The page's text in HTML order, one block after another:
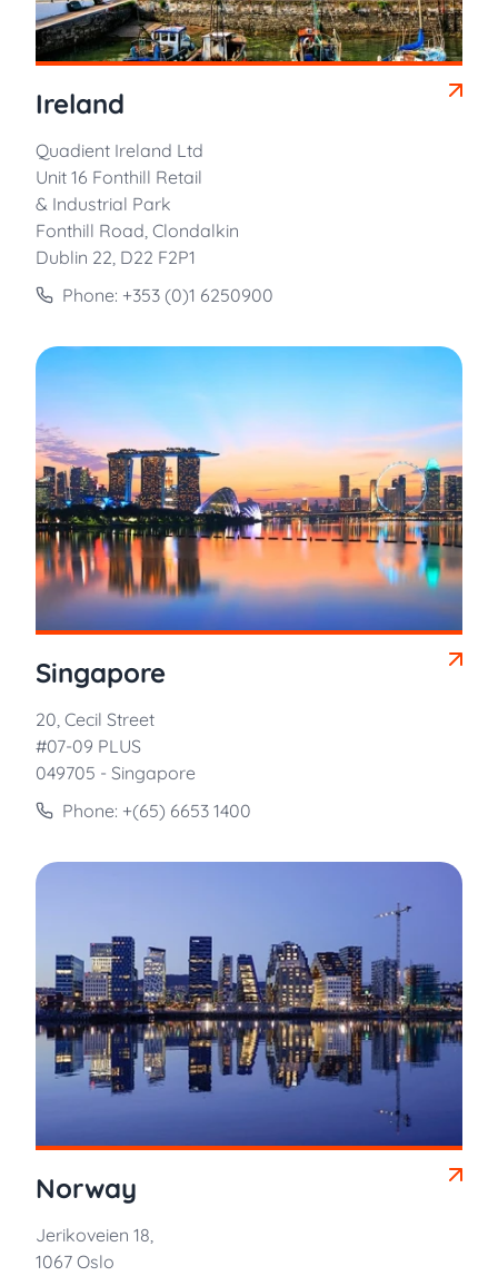
Ireland
Quadient Ireland Ltd
Unit 16 Fonthill Retail
& Industrial Park
Fonthill Road, Clondalkin
Dublin 22, D22 F2P1
Phone: +353 (0)1 6250900
Singapore
20, Cecil Street
#07-09 PLUS
049705 - Singapore
Phone: +(65) 6653 1400
Norway
Jerikoveien 18,
1067 Oslo